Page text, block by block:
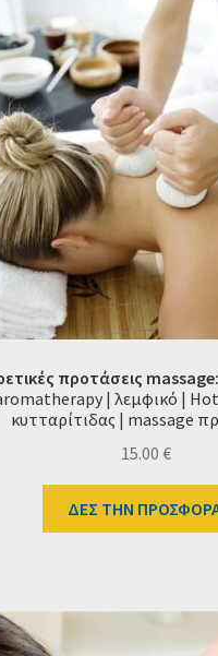
προτάσεις massage:
| λεμφικό |
κυτταρίτιδας | massage
15.00 €
ΔΕΣ ΤΗΝ